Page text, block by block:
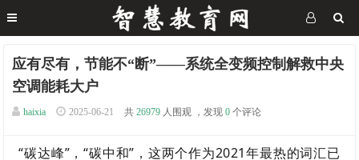
应有尽有，节能不“断”——系统全变频控制解救中央
空调能耗大户
haixia 2025-06-21 共 26979 人围观 ，发现 0 个评论
“碳达峰”，“碳中和”，这两个作为2021年最热的词汇已